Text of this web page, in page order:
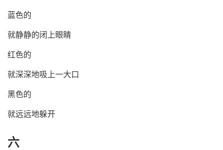
蓝色的
就静静的闭上眼睛
红色的
就深深地吸上一大口
黑色的
就远远地躲开
六